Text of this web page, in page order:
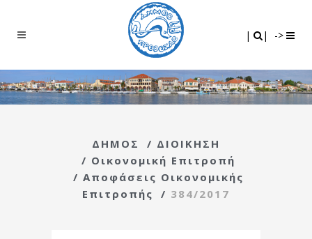
| | ->
ΔΗΜΟΣ / ΔΙΟΙΚΗΣΗ
/ Οικονομική Επιτροπή
/ Αποφάσεις Οικονομικής
Επιτροπής
/ 384/2017